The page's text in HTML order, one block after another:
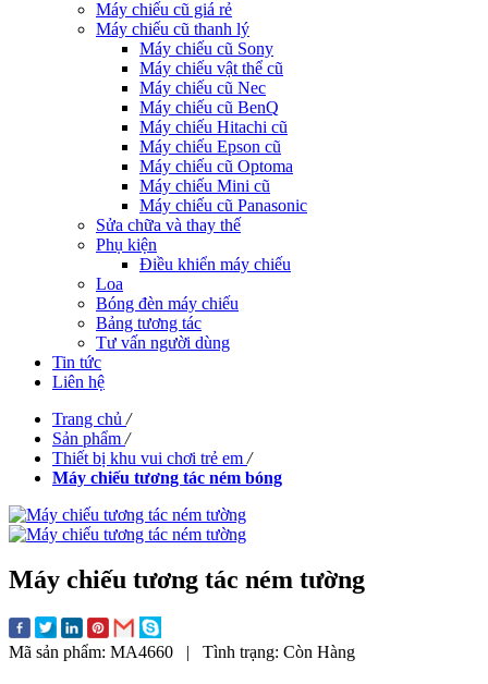
Máy chiếu cũ giá rẻ
Máy chiếu cũ thanh lý
Máy chiếu cũ Sony
Máy chiếu vật thể cũ
Máy chiếu cũ Nec
Máy chiếu cũ BenQ
Máy chiếu Hitachi cũ
Máy chiếu Epson cũ
Máy chiếu cũ Optoma
Máy chiếu Mini cũ
Máy chiếu cũ Panasonic
Sửa chữa và thay thế
Phụ kiện
Điều khiển máy chiếu
Loa
Bóng đèn máy chiếu
Bảng tương tác
Tư vấn người dùng
Tin tức
Liên hệ
Trang chủ /
Sản phẩm /
Thiết bị khu vui chơi trẻ em /
Máy chiếu tương tác ném bóng
Máy chiếu tương tác ném tường
Mã sản phẩm: MA4660 | Tình trạng: Còn Hàng